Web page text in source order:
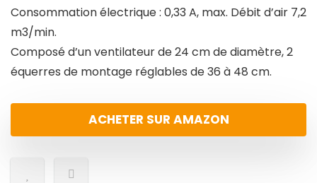
Consommation électrique : 0,33 A, max. Débit d’air 7,2
m3/min.
Composé d’un ventilateur de 24 cm de diamètre, 2
équerres de montage réglables de 36 à 48 cm.
ACHETER SUR AMAZON